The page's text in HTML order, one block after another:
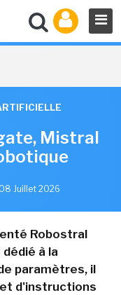
Mistral
Juillet 2026
Robostral
à la
paramètres, il
d'instructions